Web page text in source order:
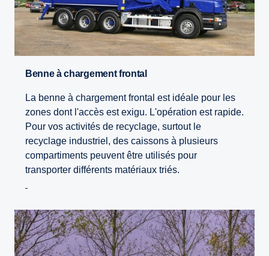
Benne à chargement frontal
La benne à chargement frontal est idéale pour les
zones dont l'accès est exigu. L'opération est rapide.
Pour vos activités de recyclage, surtout le
recyclage industriel, des caissons à plusieurs
compartiments peuvent être utilisés pour
transporter différents matériaux triés.